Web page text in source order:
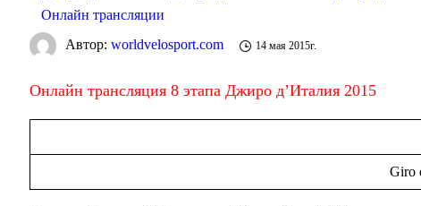
Онлайн трансляции
Автор:worldvelosport.com 14 мая 2015г.
Онлайн трансляция 8 этапа Джиро д’Италия 2015
Giro